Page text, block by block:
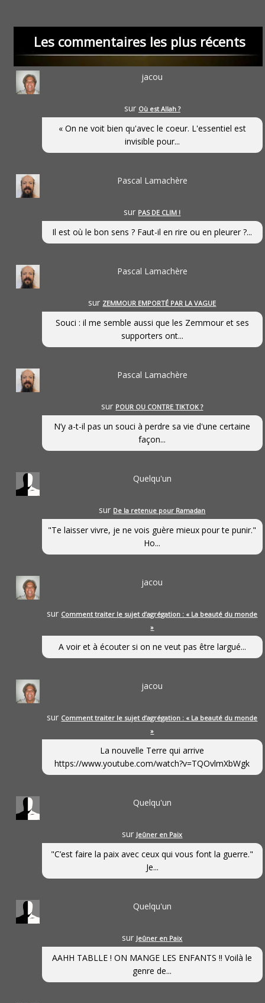
Les commentaires les plus récents
jacou
sur Où est Allah ?
« On ne voit bien qu'avec le coeur. L'essentiel est
invisible pour...
Pascal Lamachère
sur PAS DE CLIM !
Il est où le bon sens ? Faut-il en rire ou en pleurer ?...
Pascal Lamachère
sur ZEMMOUR EMPORTÉ PAR LA VAGUE
Souci : il me semble aussi que les Zemmour et ses
supporters ont...
Pascal Lamachère
sur POUR OU CONTRE TIKTOK ?
N’y a-t-il pas un souci à perdre sa vie d'une certaine
façon...
Quelqu'un
sur De la retenue pour Ramadan
"Te laisser vivre, je ne vois guère mieux pour te punir."
Ho...
jacou
sur Comment traiter le sujet d’agrégation : « La beauté du monde
»
A voir et à écouter si on ne veut pas être largué...
jacou
sur Comment traiter le sujet d’agrégation : « La beauté du monde
»
La nouvelle Terre qui arrive
https://www.youtube.com/watch?v=TQOvlmXbWgk
Quelqu'un
sur Jeûner en Paix
"C’est faire la paix avec ceux qui vous font la guerre."
Je...
Quelqu'un
sur Jeûner en Paix
AAHH TABLLE ! ON MANGE LES ENFANTS !! Voilà le
genre de...